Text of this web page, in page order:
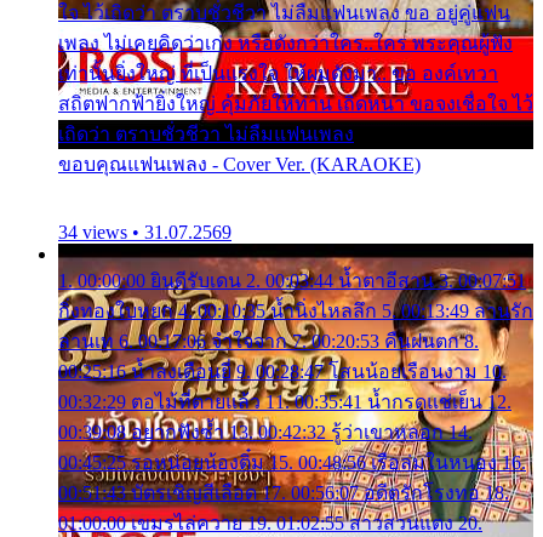
ใจ ไว้เถิดว่า ตราบชั่วชีวา ไม่ลืมแฟนเพลง ขอ อยู่คู่แฟน
เพลง ไม่เคยคิดว่าเก่ง หรือดังกว่าใคร..ใคร พระคุณผู้ฟัง
เท่านั้นยิ่งใหญ่ ที่เป็นแรงใจ ให้ผมดังมา.. ขอ องค์เทวา
สถิตฟากฟ้ายิ่งใหญ่ คุ้มภัยให้ท่าน เถิดหนา ขอจงเชื่อใจ ไว้
เถิดว่า ตราบชั่วชีวา ไม่ลืมแฟนเพลง
ขอบคุณแฟนเพลง - Cover Ver. (KARAOKE)
34 views • 31.07.2569
1. 00:00:00 ยินดีรับเดน 2. 00:03:44 น้ำตาอีสาน 3. 00:07:51
กิ่งทองใบหยก 4. 00:10:35 น้ำนิ่งไหลลึก 5. 00:13:49 ลานรัก
ลานเท 6. 00:17:06 จำใจจาก 7. 00:20:53 คืนฝนตก 8.
00:25:16 น้ำลงเดือนยี่ 9. 00:28:47 โสนน้อยเรือนงาม 10.
00:32:29 ตอไม้ที่ตายแล้ว 11. 00:35:41 น้ำกรดแช่เย็น 12.
00:39:08 อยากฟังซ้ำ 13. 00:42:32 รู้ว่าเขาหลอก 14.
00:45:25 รอหน่อยน้องติ๋ม 15. 00:48:56 เรือล่มในหนอง 16.
00:51:43 บัตรเชิญสีเลือด 17. 00:56:07 อดีตรักโรงทอ 18.
01:00:00 เขมรไล่ควาย 19. 01:02:55 สาวสวนแตง 20.